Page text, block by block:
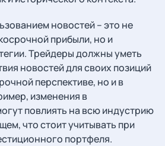
новостей – это не
прибыли, но и
Трейдеры должны уметь
новостей для своих позиций
перспективе, но и в
изменения в
повлиять на всю индустрию
что стоит учитывать при
портфеля.